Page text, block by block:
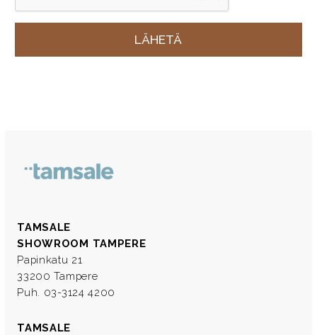
TAMSALE
SHOWROOM TAMPERE
Papinkatu 21
33200 Tampere
Puh. 03-3124 4200
TAMSALE